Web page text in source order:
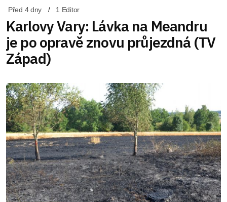
Před 4 dny 1 Editor
Karlovy Vary: Lávka na Meandru
je po opravě znovu průjezdná (TV
Západ)